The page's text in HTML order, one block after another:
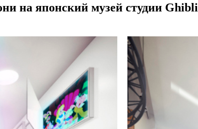
на японский музей студии Ghibli